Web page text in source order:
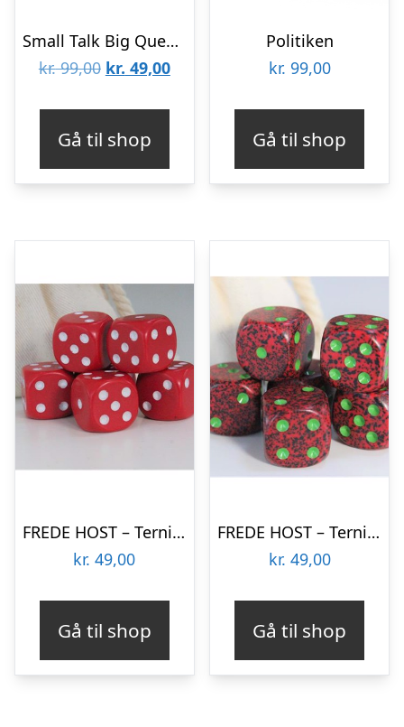
Small Talk Big Questions – Art
kr.99,00 Den
var:
kr. 99,00.
kr. 49,00Den
kr. 49,00.
Gå til shop
Politiken
kr. 99,00
Gå til shop
FREDE HOST – Terninger – Red White
kr. 49,00
Gå til shop
FREDE HOST – Terninger – Strawberry
kr. 49,00
Gå til shop